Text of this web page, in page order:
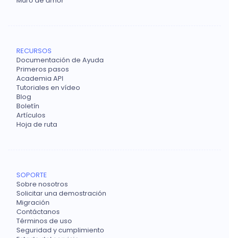
RECURSOS
Documentación de Ayuda
Primeros pasos
Academia API
Tutoriales en vídeo
Blog
Boletín
Artículos
Hoja de ruta
SOPORTE
Sobre nosotros
Solicitar una demostración
Migración
Contáctanos
Términos de uso
Seguridad y cumplimiento